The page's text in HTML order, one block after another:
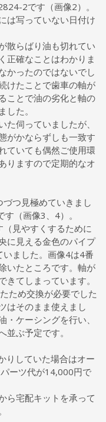
2です（画像2）。
は写っていない日付け
散らばり油も切れてい
正確なことはわかりま
かったのではないでし
けたことで歯車の軸が
ことで油の劣化と軸の
た。
伺っていましたが、
がかならずしも一致す
ていても偶然ご使用環
りますので定期的なオ
つ見極めていきまし
（画像3、4）。
見やすくするために
に見える金色のパイプ
ました。画像4は4番
いたところです。軸が
てしまっています。
ため交換が必要でした
はそのまま使えまし
ケーシングを行い、
並ぶ予定です。
りしていた場合はオー
ーツ代が14,000円で
ら宅配キットを承って